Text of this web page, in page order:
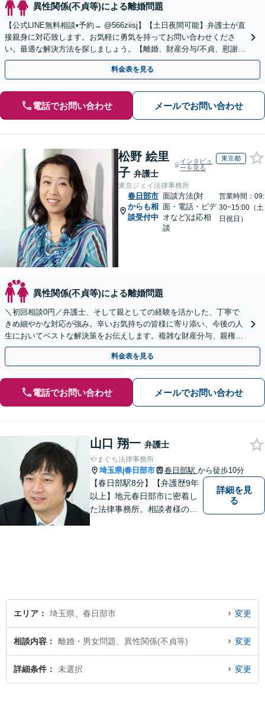
異性関係(不貞等)による離婚問題
【公式LINE無料相談•予約→ @566ziisj】【土日夜間可能】弁護士が直
接親身に対応致します。お気軽に勇気を持ってお問い合わせくださ
い。最適な解決方法を探しましょう。【離婚、財産分与/不貞、慰謝
料/復縁/愛人契約】
料金表を見る
電話でお問い合わせ メールでお問い合わせ
松野 絵里
子 弁護士
インタビュ
ーを見る
東京都
東京ジェイ法律事務所
春日部市
からも相
談受付中
面談方法(対
面・電話・ビデ
オなど)は応相
談
営業時間：09:
30~15:00（土
日祝日）
異性関係(不貞等)による離婚問題
＼初回相談0円／弁護士、そして親としての経験を活かした、丁寧で
きめ細やかな対応が強み。辛いお気持ちの皆様に寄り添い、今後の人
生においてベストな解決策をお伝えします。複雑な財産分与、親権問
題、養育費の交渉、国際離婚などが得意です【日英対応◎】
料金表を見る
電話でお問い合わせ メールでお問い合わせ
山口 翔一 弁護士
やまぐち法律事務所
埼玉県|春日部市 春日部駅 から徒歩10分
【春日部駅8分】【弁護歴9年
以上】地元春日部市に密着し
た法律事務所。相談者様のお
詳細を見
る
エリア 埼玉県、春日部市 変更
相談内容 離婚・男女問題、異性関係(不貞等) 変更
詳細条件 未選択 変更